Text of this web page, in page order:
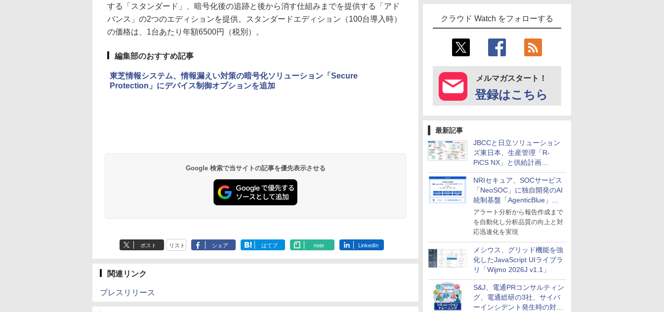
クラウド Watch をフォローする
メルマガスタート！
登録はこちら
最新記事
JBCCと日立ソリューション
ズ東日本、生産管理「R-
PiCS NX」と供給計画
「scSQUARE ISP」の連携サ
ービスを提供開始
NRIセキュア、SOCサービス
「NeoSOC」に独自開発のAI
統制基盤「AgenticBlue」を
導入
アラート分析から報告作成まで
を自動化し分析品質の向上と対
応迅速化を実現
メシウス、グリッド機能を強
化したJavaScript UIライブラ
リ「Wijmo 2026J v1.1」
S&J、電通PRコンサルティン
グ、電通総研の3社、サイバ
ーインシデント発生時の対応
する「スタンダード」、暗号化後の追跡と後から消す仕組みまでを提供する「アド
バンス」の2つのエディションを提供。スタンダードエディション（100台導入時）
の価格は、1台あたり年額6500円（税別）。
編集部のおすすめ記事
東芝情報システム、情報漏えい対策の暗号化ソリューション「Secure
Protection」にデバイス制御オプションを追加
Google 検索で当サイトの記事を優先表示させる
ポスト リスト シェア はてブ note LinkedIn
関連リンク
プレスリリース